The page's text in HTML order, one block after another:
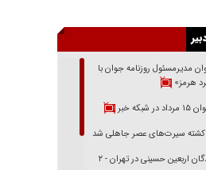
مدیرمسئول روزنامه جوان با
هرمز»
خبر
کشته سیرت‌های عصر جاهلی شد
اربعین حسینی در تهران - ۲